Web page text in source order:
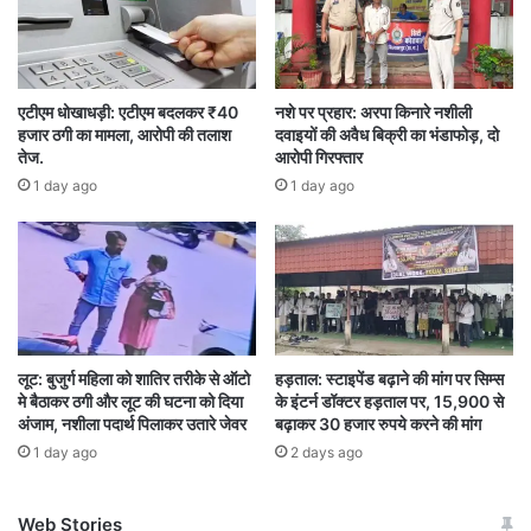
कोर्ट के जज के नेतृत्व में समिति बनाकर सब छापों के मामलों
की जांच की जाएगी‌. अधिकारी अपना रवैया सुधार लें.”-भूपेश
बघेल, पूर्व सीएम, छत्तीसगढ़
‘जबरदस्ती लोगों को फंसाने का काम कर रही एजेंसी
होते हैं, वो पाक साफ हो जाते हैं. नहीं तो उनके खिलाफ
कार्रवाई की जाती है. दो-दो मुख्यमंत्रियों को आपने जेल भेजा
है. ये जो आप गलत जांच कर रहे हो, जो भी कार्रवाई इन
लोगों ने की है, हम उसकी जांच करेंगे, हमारी सरकार आने
पर. अब तक 600 छापे डाले हैं. पहले आईटी, ईडी, फिर
ईओडब्ल्यू अब सीबीआई जांच करेगी. तो ये जांच एजेंसियों का
एटीएम धोखाधड़ी: एटीएम बदलकर ₹40
हजार ठगी का मामला, आरोपी की तलाश
तेज.
1 day ago
नशे पर प्रहार: अरपा किनारे नशीली
दवाइयों की अवैध बिक्री का भंडाफोड़, दो
आरोपी गिरफ्तार
1 day ago
लूट: बुजुर्ग महिला को शातिर तरीके से ऑटो
मे बैठाकर ठगी और लूट की घटना को दिया
अंजाम, नशीला पदार्थ पिलाकर उतारे जेवर
1 day ago
हड़ताल: स्टाइपेंड बढ़ाने की मांग पर सिम्स
के इंटर्न डॉक्टर हड़ताल पर, 15,900 से
बढ़ाकर 30 हजार रुपये करने की मांग
2 days ago
Web Stories